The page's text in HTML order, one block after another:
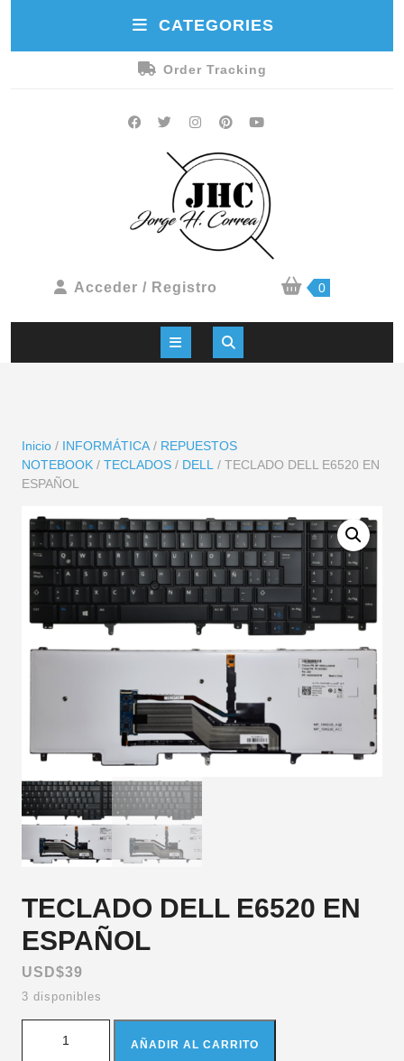
CATEGORIES
Order Tracking
Acceder / Registro 0
Inicio / INFORMÁTICA / REPUESTOS
NOTEBOOK / TECLADOS / DELL / TECLADO DELL E6520 EN
ESPAÑOL
TECLADO DELL E6520 EN
ESPAÑOL
USD$39
3 disponibles
AÑADIR AL CARRITO